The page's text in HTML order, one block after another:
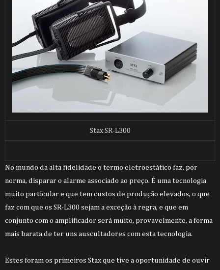
Stax SR-L300
No mundo da alta fidelidade o termo eletroestático faz, por
norma, disparar o alarme associado ao preço. É uma tecnologia
muito particular e que tem custos de produção elevados, o que
faz com que os SR-L300 sejam a exceção à regra, e que em
conjunto com o amplificador será muito, provavelmente, a forma
mais barata de ter uns auscultadores com esta tecnologia.
Estes foram os primeiros Stax que tive a oportunidade de ouvir